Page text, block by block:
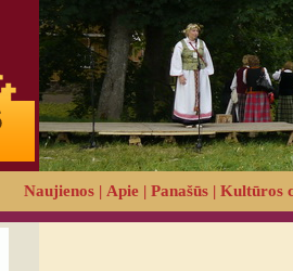
Naujienos | Apie | Panašūs | Kultūros